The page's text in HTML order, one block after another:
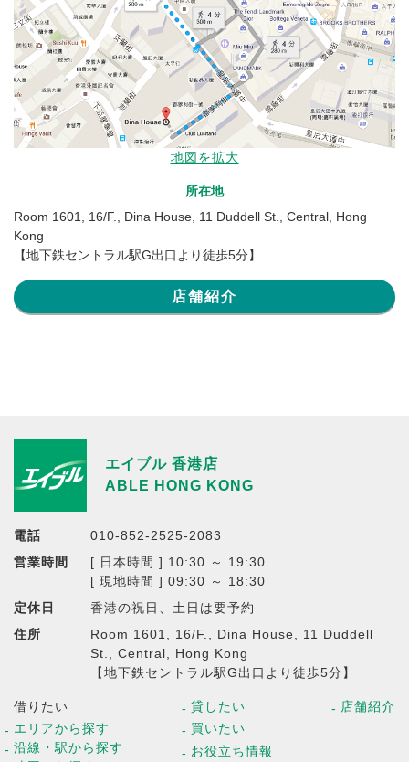
地図を拡大
所在地
Room 1601, 16/F., Dina House, 11 Duddell St., Central, Hong
Kong
【地下鉄セントラル駅G出口より徒歩5分】
店舗紹介
エイブル 香港店
ABLE HONG KONG
電話
010-852-2525-2083
営業時間
[ 日本時間 ] 10:30 ～ 19:30
[ 現地時間 ] 09:30 ～ 18:30
定休日
香港の祝日、土日は要予約
住所
Room 1601, 16/F., Dina House, 11 Duddell
St., Central, Hong Kong
【地下鉄セントラル駅G出口より徒歩5分】
借りたい
エリアから探す
沿線・駅から探す
貸したい
買いたい
お役立ち情報
店舗紹介